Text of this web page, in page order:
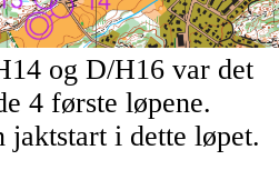
og D/H16 var det
4 første løpene.
jaktstart i dette løpet.